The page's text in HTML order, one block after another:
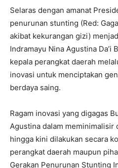
Selaras dengan amanat
penurunan stunting (Red:
akibat kekurangan gizi)
Indramayu Nina Agustina Da’i
kepala perangkat daerah
inovasi untuk menciptakan
berdaya saing.
Ragam inovasi yang digagas
Agustina dalam meminimalisir
hingga kini dilakukan secara
perangkat daerah maupun
Gerakan Penurunan Stunting